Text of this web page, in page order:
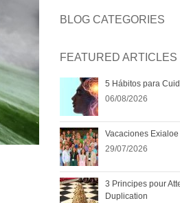
BLOG CATEGORIES
FEATURED ARTICLES
5 Hábitos para
06/08/2026
Vacaciones
29/07/2026
3 Principes pour
Duplication